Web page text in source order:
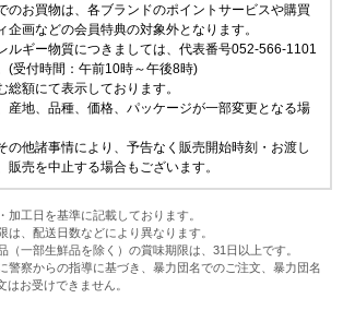
お買物は、各ブランドのポイントサービスや購買
企画などの会員特典の対象外となります。
ルギー物質につきましては、代表番号052-566-1101
(受付時間：午前10時～午後8時)
額にて表示しております。
産地、品種、価格、パッケージが一部変更となる場
他諸事情により、予告なく販売開始時刻・お渡し
販売を中止する場合もございます。
工日を基準に記載しております。
、配送日数などにより異なります。
一部生鮮品を除く）の賞味期限は、31日以上です。
警察からの指導に基づき、暴力団名でのご注文、暴力団名
お受けできません。